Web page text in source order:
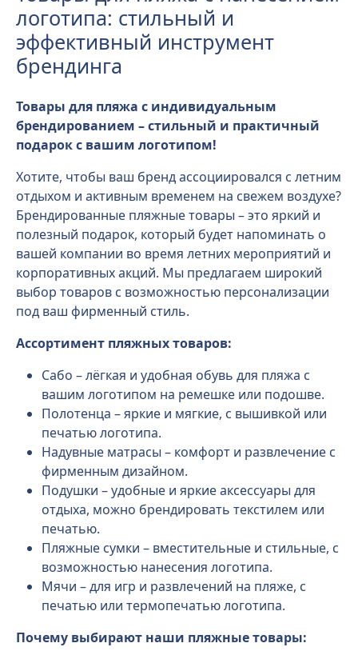
логотипа: стильный и
эффективный инструмент
брендинга
Товары для пляжа с индивидуальным
брендированием – стильный и практичный
подарок с вашим логотипом!
Хотите, чтобы ваш бренд ассоциировался с летним
отдыхом и активным временем на свежем воздухе?
Брендированные пляжные товары – это яркий и
полезный подарок, который будет напоминать о
вашей компании во время летних мероприятий и
корпоративных акций. Мы предлагаем широкий
выбор товаров с возможностью персонализации
под ваш фирменный стиль.
Ассортимент пляжных товаров:
Сабо – лёгкая и удобная обувь для пляжа с
вашим логотипом на ремешке или подошве.
Полотенца – яркие и мягкие, с вышивкой или
печатью логотипа.
Надувные матрасы – комфорт и развлечение с
фирменным дизайном.
Подушки – удобные и яркие аксессуары для
отдыха, можно брендировать текстилем или
печатью.
Пляжные сумки – вместительные и стильные, с
возможностью нанесения логотипа.
Мячи – для игр и развлечений на пляже, с
печатью или термопечатью логотипа.
Почему выбирают наши пляжные товары: